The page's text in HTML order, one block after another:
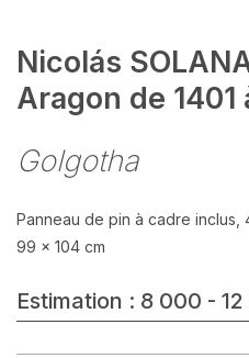
Nicolás
Aragon de 1401
Golgotha
Panneau de pin à cadre inclus,
99 x 104 cm
Estimation : 8 000 -